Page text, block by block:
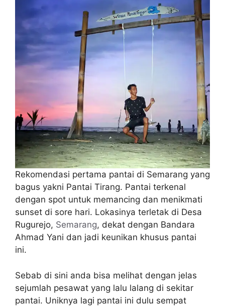
Rekomendasi pertama pantai di Semarang yang
bagus yakni Pantai Tirang. Pantai terkenal
dengan spot untuk memancing dan menikmati
sunset di sore hari. Lokasinya terletak di Desa
Rugurejo, Semarang, dekat dengan Bandara
Ahmad Yani dan jadi keunikan khusus pantai
ini.
Sebab di sini anda bisa melihat dengan jelas
sejumlah pesawat yang lalu lalang di sekitar
pantai. Uniknya lagi pantai ini dulu sempat